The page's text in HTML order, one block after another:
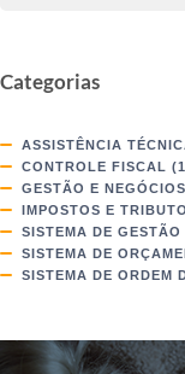
Categorias
ASSISTÊNCIA
CONTROLE FISCAL
GESTÃO E NEGÓCIOS
IMPOSTOS E
SISTEMA DE GESTÃO
SISTEMA DE
SISTEMA DE ORDEM